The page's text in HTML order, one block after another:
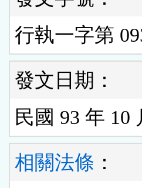
行執一字第
發文日期：
民國 93 年 10
相關法條 ：